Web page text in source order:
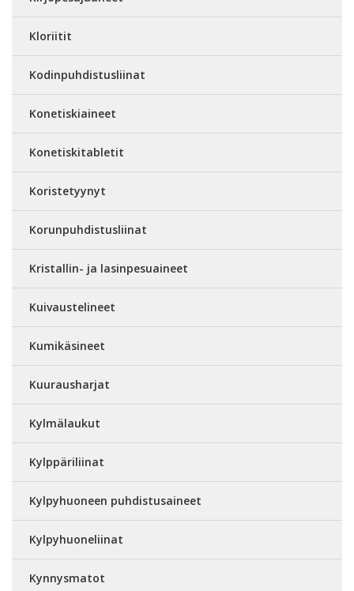
Kloriitit
Kodinpuhdistusliinat
Konetiskiaineet
Konetiskitabletit
Koristetyynyt
Korunpuhdistusliinat
Kristallin- ja lasinpesuaineet
Kuivaustelineet
Kumikäsineet
Kuurausharjat
Kylmälaukut
Kylppäriliinat
Kylpyhuoneen puhdistusaineet
Kylpyhuoneliinat
Kynnysmatot